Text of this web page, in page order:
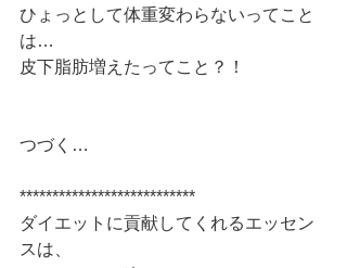
ひょっとして体重変わらないってこと
は…
皮下脂肪増えたってこと？！
つづく…
***************************
ダイエットに貢献してくれるエッセン
スは、